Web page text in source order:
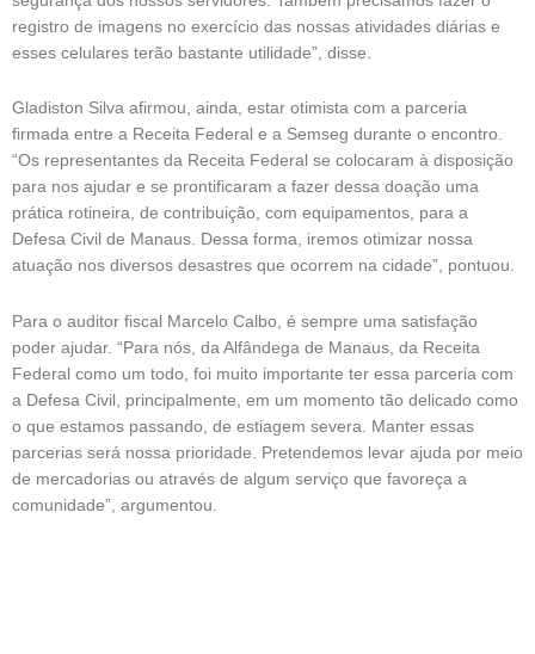
registro de imagens no exercício das nossas atividades diárias e
esses celulares terão bastante utilidade”, disse.
Gladiston Silva afirmou, ainda, estar otimista com a parceria
firmada entre a Receita Federal e a Semseg durante o encontro.
“Os representantes da Receita Federal se colocaram à disposição
para nos ajudar e se prontificaram a fazer dessa doação uma
prática rotineira, de contribuição, com equipamentos, para a
Defesa Civil de Manaus. Dessa forma, iremos otimizar nossa
atuação nos diversos desastres que ocorrem na cidade”, pontuou.
Para o auditor fiscal Marcelo Calbo, é sempre uma satisfação
poder ajudar. “Para nós, da Alfândega de Manaus, da Receita
Federal como um todo, foi muito importante ter essa parceria com
a Defesa Civil, principalmente, em um momento tão delicado como
o que estamos passando, de estiagem severa. Manter essas
parcerias será nossa prioridade. Pretendemos levar ajuda por meio
de mercadorias ou através de algum serviço que favoreça a
comunidade”, argumentou.